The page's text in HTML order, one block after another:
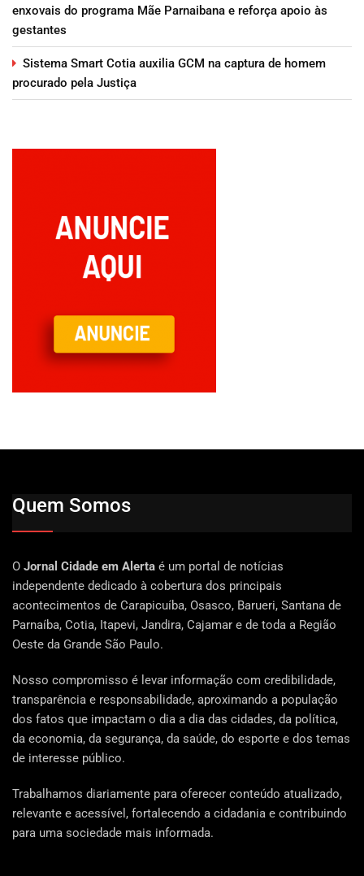
enxovais do programa Mãe Parnaibana e reforça apoio às
gestantes
Sistema Smart Cotia auxilia GCM na captura de homem
procurado pela Justiça
Quem Somos
O Jornal Cidade em Alerta é um portal de notícias
independente dedicado à cobertura dos principais
acontecimentos de Carapicuíba, Osasco, Barueri, Santana de
Parnaíba, Cotia, Itapevi, Jandira, Cajamar e de toda a Região
Oeste da Grande São Paulo.
Nosso compromisso é levar informação com credibilidade,
transparência e responsabilidade, aproximando a população
dos fatos que impactam o dia a dia das cidades, da política,
da economia, da segurança, da saúde, do esporte e dos temas
de interesse público.
Trabalhamos diariamente para oferecer conteúdo atualizado,
relevante e acessível, fortalecendo a cidadania e contribuindo
para uma sociedade mais informada.